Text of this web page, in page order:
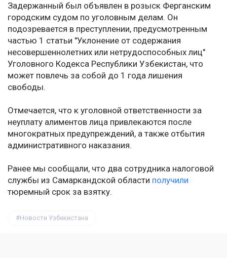
Задержанный был объявлен в розыск Ферганским
городским судом по уголовным делам. Он
подозревается в преступлении, предусмотренным
частью 1 статьи "Уклонение от содержания
несовершеннолетних или нетрудоспособных лиц"
Уголовного Кодекса Республики Узбекистан, что
может повлечь за собой до 1 года лишения
свободы.
Отмечается, что к уголовной ответственности за
неуплату алиментов лица привлекаются после
многократных предупреждений, а также отбытия
административного наказания.
Ранее мы сообщали, что два сотрудника налоговой
службы из Самаркандской области получили
тюремный срок за взятку.
Новости Узбекистана